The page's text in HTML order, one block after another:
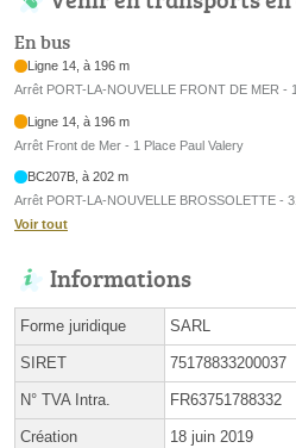
En bus
Ligne 14, à 196 m
Arrêt PORT-LA-NOUVELLE FRONT DE MER -
Ligne 14, à 196 m
Arrêt Front de Mer - 1 Place Paul Valery
BC207B, à 202 m
Arrêt PORT-LA-NOUVELLE BROSSOLETTE -
Voir tout
Informations
Forme juridique SARL
SIRET 75178833200037
N° TVA Intra. FR63751788332
Création 18 juin 2019